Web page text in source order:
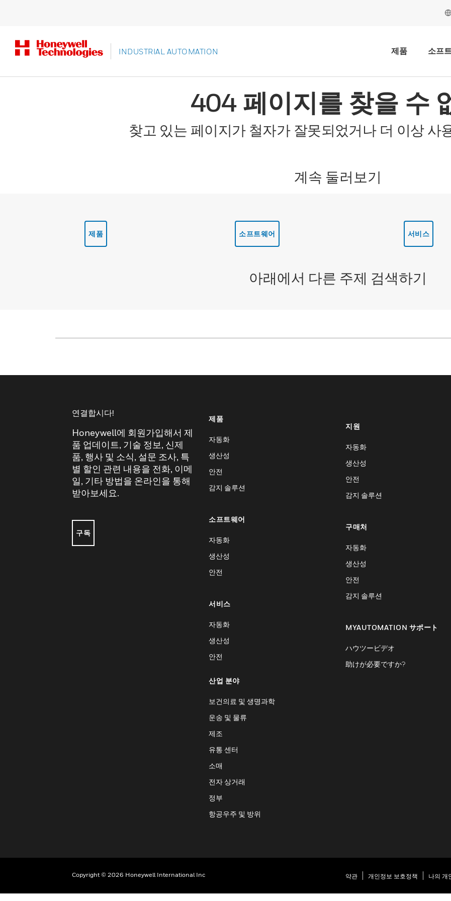
INDUSTRIAL AUTOMATION 제품 소프
404 페이지를 찾을 수
찾고 있는 페이지가 철자가 잘못되었거나 더 이상 사
계속 둘러보기
제품 소프트웨어 서비스
아래에서 다른 주제 검색하기
연결합시다!
Honeywell에 회원가입해서 제
품 업데이트, 기술 정보, 신제
품, 행사 및 소식, 설문 조사, 특
별 할인 관련 내용을 전화, 이메
일, 기타 방법을 온라인을 통해
받아보세요.
구독
제품
자동화
생산성
안전
감지 솔루션
소프트웨어
자동화
생산성
안전
서비스
자동화
생산성
안전
산업 분야
보건의료 및 생명과학
운송 및 물류
제조
유통 센터
소매
전자 상거래
정부
항공우주 및 방위
지원
자동화
생산성
안전
감지 솔루션
구매처
자동화
생산성
안전
감지 솔루션
MYAUTOMATION サポート
ハウツービデオ
助けが必要ですか?
Copyright © 2026 Honeywell International Inc 약관 개인정보 보호정책 나의 개